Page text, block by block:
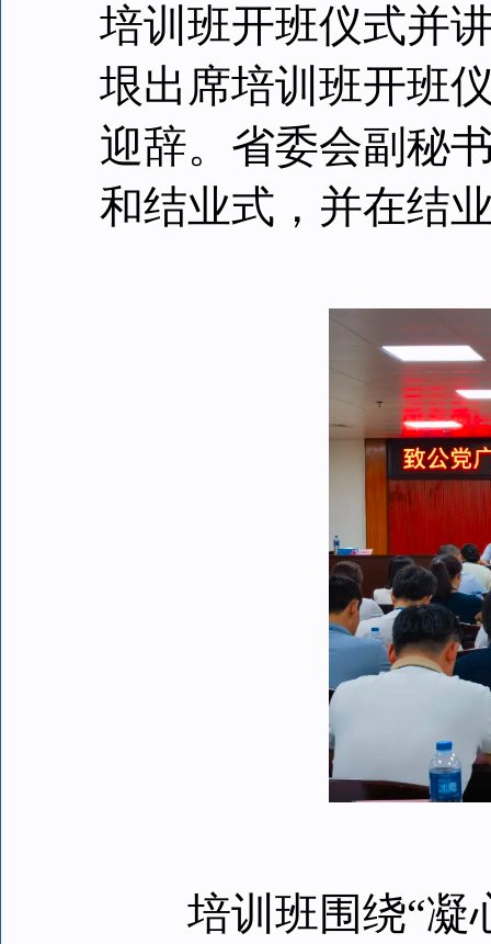
培训班开班仪式并
垠出席培训班开班
迎辞。省委会副秘
和结业式，并在结
培训班围绕“凝心